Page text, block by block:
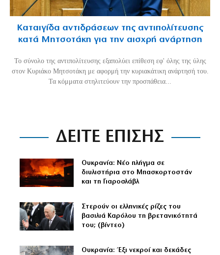
Καταιγίδα αντιδράσεων της αντιπολίτευσης
κατά Μητσοτάκη για την αισχρή ανάρτηση
Το σύνολο της αντιπολίτευσης εξαπολύει επίθεση εφ' όλης της ύλης
στον Κυριάκο Μητσοτάκη με αφορμή την κυριακάτικη ανάρτησή του.
Τα κόμματα στηλιτεύουν την προσπάθεια...
ΔΕΙΤΕ ΕΠΙΣΗΣ
Ουκρανία: Νέο πλήγμα σε
διυλιστήρια στο Μπασκορτοστάν
και τη Γιαροσλάβλ
Στερούν οι ελληνικές ρίζες του
βασιλιά Καρόλου τη βρετανικότητά
του; (βίντεο)
Ουκρανία: Έξι νεκροί και δεκάδες